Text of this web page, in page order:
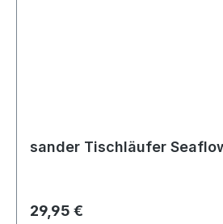
sander Tischläufer
Regulärer Preis:
29,95 €